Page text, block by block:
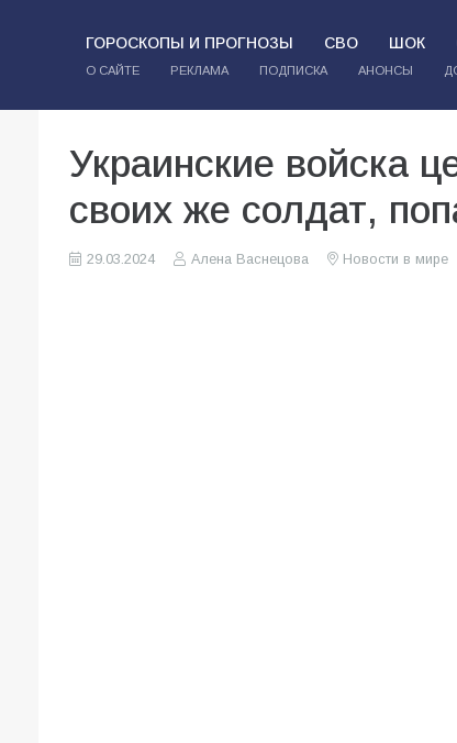
ГОРОСКОПЫ И ПРОГНОЗЫ СВО ШОК
О САЙТЕ РЕКЛАМА ПОДПИСКА АНОНСЫ
Украинские войска
своих же солдат,
29.03.2024 Алена Васнецова Новости в мире